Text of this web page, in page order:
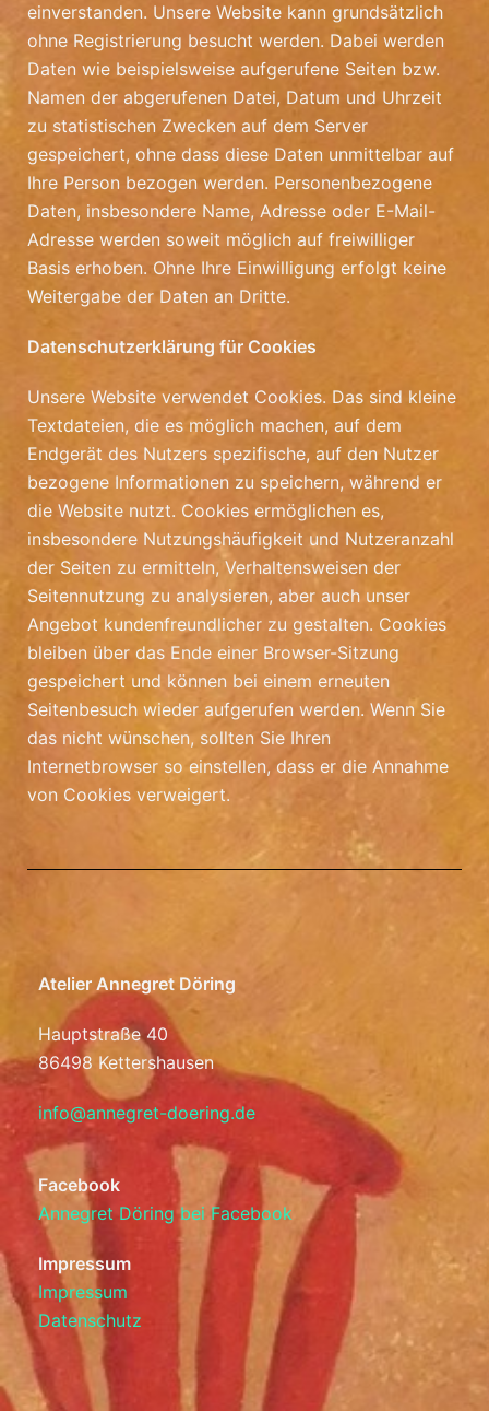
einverstanden. Unsere Website kann grundsätzlich
ohne Registrierung besucht werden. Dabei werden
Daten wie beispielsweise aufgerufene Seiten bzw.
Namen der abgerufenen Datei, Datum und Uhrzeit
zu statistischen Zwecken auf dem Server
gespeichert, ohne dass diese Daten unmittelbar auf
Ihre Person bezogen werden. Personenbezogene
Daten, insbesondere Name, Adresse oder E-Mail-
Adresse werden soweit möglich auf freiwilliger
Basis erhoben. Ohne Ihre Einwilligung erfolgt keine
Weitergabe der Daten an Dritte.
Datenschutzerklärung für Cookies
Unsere Website verwendet Cookies. Das sind kleine
Textdateien, die es möglich machen, auf dem
Endgerät des Nutzers spezifische, auf den Nutzer
bezogene Informationen zu speichern, während er
die Website nutzt. Cookies ermöglichen es,
insbesondere Nutzungshäufigkeit und Nutzeranzahl
der Seiten zu ermitteln, Verhaltensweisen der
Seitennutzung zu analysieren, aber auch unser
Angebot kundenfreundlicher zu gestalten. Cookies
bleiben über das Ende einer Browser-Sitzung
gespeichert und können bei einem erneuten
Seitenbesuch wieder aufgerufen werden. Wenn Sie
das nicht wünschen, sollten Sie Ihren
Internetbrowser so einstellen, dass er die Annahme
von Cookies verweigert.
Atelier Annegret Döring
Hauptstraße 40
86498 Kettershausen
info@annegret-doering.de
Facebook
Annegret Döring bei Facebook
Impressum
Impressum
Datenschutz